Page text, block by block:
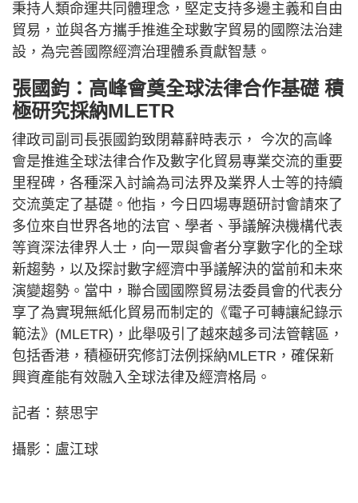
秉持人類命運共同體理念，堅定支持多邊主義和自由
貿易，並與各方攜手推進全球數字貿易的國際法治建
設，為完善國際經濟治理體系貢獻智慧。
張國鈞：高峰會奠全球法律合作基礎 積
極研究採納MLETR
律政司副司長張國鈞致閉幕辭時表示， 今次的高峰
會是推進全球法律合作及數字化貿易專業交流的重要
里程碑，各種深入討論為司法界及業界人士等的持續
交流奠定了基礎。他指，今日四場專題研討會請來了
多位來自世界各地的法官、學者、爭議解決機構代表
等資深法律界人士，向一眾與會者分享數字化的全球
新趨勢，以及探討數字經濟中爭議解決的當前和未來
演變趨勢。當中，聯合國國際貿易法委員會的代表分
享了為實現無紙化貿易而制定的《電子可轉讓紀錄示
範法》(MLETR)，此舉吸引了越來越多司法管轄區，
包括香港，積極研究修訂法例採納MLETR，確保新
興資產能有效融入全球法律及經濟格局。
記者：蔡思宇
攝影：盧江球